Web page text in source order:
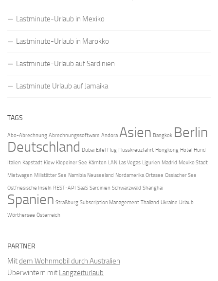
Lastminute-Urlaub in Mexiko
Lastminute-Urlaub in Marokko
Lastminute-Urlaub auf Sardinien
Lastminute Urlaub auf Jamaika
TAGS
Abo-Abrechnung Abrechnungssoftware Andora Asien Bangkok Berlin
Deutschland Dubai Eifel Flug Flusskreuzfahrt Hongkong Hotel Hund
Italien Kapstadt Kiew Klopeiner See Kärnten LAN Las Vegas Ligurien Madrid Mexiko Stadt
Mietwagen Millstätter See Namibia Neuseeland Nordamerika Ortasee Ossiacher See
Ostfriesische Inseln REST-API SaaS Sardinien Schwarzwald Shanghai
Spanien Straßburg Subscription Management Thailand Ukraine Urlaub
Wörthersee Österreich
PARTNER
Mitdem Wohnmobil durch Australien
Überwintern mit Langzeiturlaub